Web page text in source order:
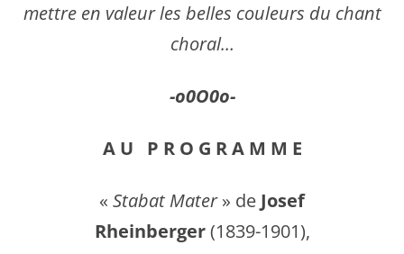
mettre en valeur les belles couleurs du chant
choral…
-o0O0o-
A U P R O G R A M M E
« Stabat Mater» de Josef
Rheinberger(1839-1901),